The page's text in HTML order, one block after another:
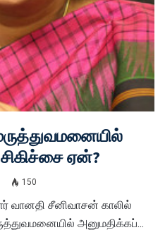
ஏன்?
150
வானதி சீனிவாசன் காலில்
அனுமதிக்கப்...